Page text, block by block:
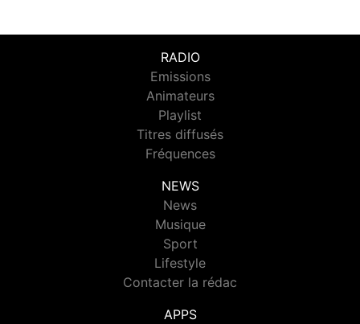
RADIO
Emissions
Animateurs
Playlist
Titres diffusés
Fréquences
NEWS
News
Musique
Sport
Lifestyle
Contacter la rédac
APPS